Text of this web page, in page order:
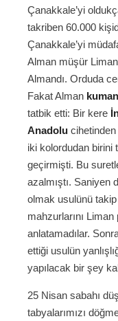
Çanakkale’yi
takriben 60.000
Çanakkale’yi
Alman müşür
Almandı. Orduda
Fakat Alman
tatbik etti: Bir kere
Anadolu
iki kolordudan birini
geçirmişti. Bu
azalmıştı. Saniyen
olmak usulünü
mahzurlarını
anlatamadılar.
ettiği usulün
yapılacak bir şey
25 Nisan sabahı
tabyalarımızı